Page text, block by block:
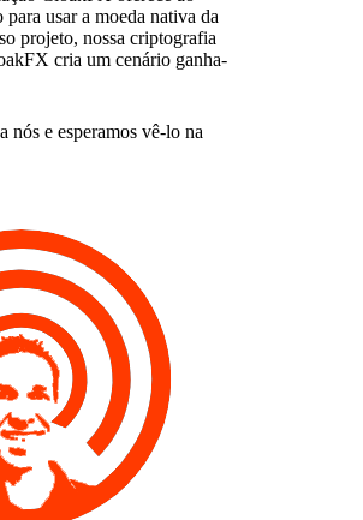
usar a moeda nativa da
projeto, nossa criptografia
cria um cenário ganha-
nós e esperamos vê-lo na